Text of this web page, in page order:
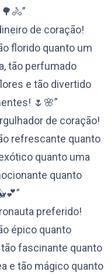
de coração!
florido quanto um
tão perfumado
e tão divertido
🌷🌸”
de coração!
refrescante quanto
quanto uma
quanto
preferido!
épico quanto
fascinante quanto
e tão mágico quanto